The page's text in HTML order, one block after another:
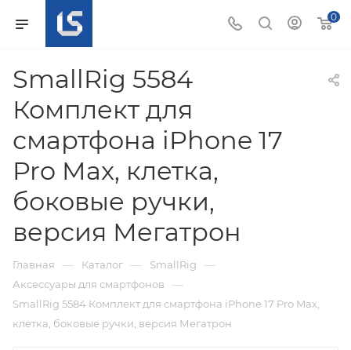
0
SmallRig 5584
Комплект для
смартфона iPhone 17
Pro Max, клетка,
боковые ручки,
версия Мегатрон
Главная — Каталог — SmallRig —
Аксессуары для смартфонов —
SmallRig 5584 Комплект для смартфона iPhone 17 Pro Max,
клетка, боковые ручки, версия Мегатрон